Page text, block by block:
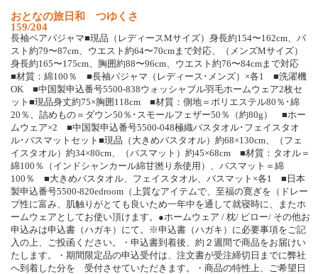
おとなの旅 日和 つゆ く さ
159/204
長袖ペアパジ ャ マ■現品 （ レディ ースMサイ ズ ） 身長約154〜162cm、 バ
ス ト 約79〜87cm、 ウ エス ト 約64〜70cmま で対応、 （ メ ンズMサイ ズ ）
身長約165〜175cm、 胸 囲約88〜96cm、 ウ エス ト 約76〜84cmま で対応
■材質 ： 綿100 ％ ■長袖パジ ャ マ （ レディ ース ･ メ ンズ ） ×各1 ■洗濯機
OK ■中 国製申込番号5500-838ウ ォ ッ シ ャ ブル羽毛ホームウ ェ ア2枚セ
ッ ト ■現品身丈約75×胸 囲 118cm ■材質 ： 側 地 ＝ ポ リ エステル80 ％ ･綿
20 ％ 、 詰め もの ＝ ダウ ン50 ％ ･ スモールフ ェザー50 ％ （約80g ） ■ホー
ムウ ェ ア×2 ■中 国製申込番号5500-048極織バスタ オル･ フ ェ イ スタ オ
ル･バスマ ッ ト セ ッ ト ■現品 （ 大き めバスタ オル） 約68×130cm、 （ フ ェ
イ スタ オル） 約34×80cm、 （バスマ ッ ト ） 約45×68cm ■材質 ： タ オル ＝
綿100 ％ （ イ ン ドシ ャ ンカ ール綿甘撚り 糸使用 ） 、 バスマ ッ ト ＝ 綿
100 ％ ■大き めバスタ オル、 フ ェ イ スタ オル、 バスマ ッ ト ×各1 ■ 日 本
製申込番号5500-820edroom （上質なアイ テムで、 至福の寛ぎを （ ド レー
プ性に富み、 肌触り がと て も 良 いため一年中を通 して就寝時に、 ま たホ
ームウ ェ ア と してお使い頂け ま す。 ●ホームウ ェ ア / 枕/ ピロ ー/ その他お
申込みは申込書 （ハガキ ） にて。 ※申込書 （ハガキ ） に必要事項をご記
入の上、 ご投函 く ださ い。 ・ 申込書到 着後、 約 ２ 週間で商品をお届けい
た し ま す。 ・ 期 間 限定品の申込受付は、 注文書が受注締切 日 ま でに弊社
へ到 着 し た分を 受付さ せていただき ま す。 ・ 商品の特性上、 ご希望 日